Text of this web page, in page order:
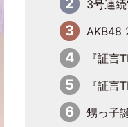
3号連続“乃木坂46祭り”
AKB48 21期
『証言TIF～アイドル戦国時代とはなんだ
『証言TIF～アイドル戦国時代とはな
甥っ子誕生の松田好花、